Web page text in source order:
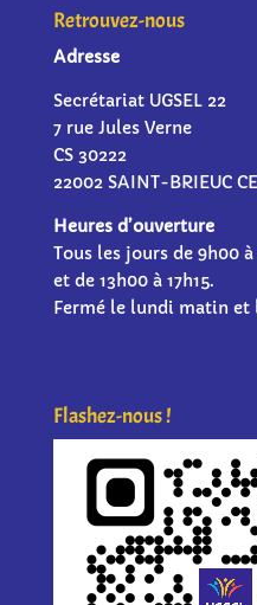
Retrouvez-nous
Adresse
Secrétariat UGSEL 22
7 rue Jules Verne
CS 30222
22002 SAINT-BRIEUC
Heures d’ouverture
Tous les jours de 9h00 à
et de 13h00 à 17h15.
Fermé le lundi matin et
Flashez-nous !